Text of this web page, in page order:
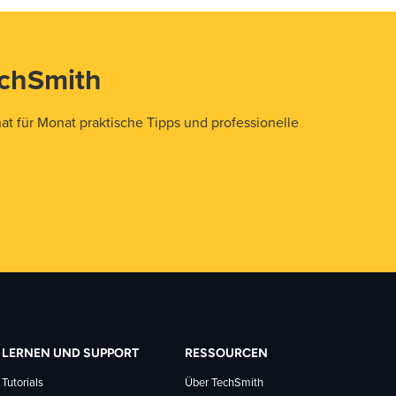
für Monat praktische Tipps und professionelle
LERNEN UND SUPPORT
Tutorials
RESSOURCEN
Über TechSmith